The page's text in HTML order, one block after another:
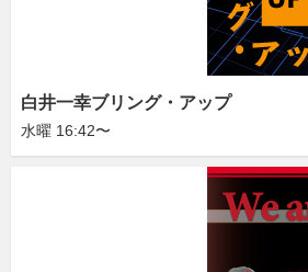
白井一幸ブリング・アップ
水曜 16:42〜